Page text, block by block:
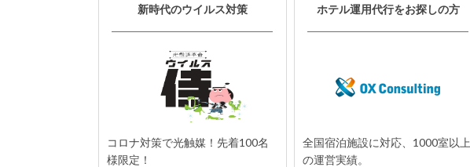
京都市「宿泊税」の2018年度導
入を検討。旅館業法上無許可の
民泊施設も対象
京都市の新税導入を検討する委員会
が、市内のホテルや旅館の宿泊者に課
税する「宿泊税」を導入すべきだとす
る答申案をまとめたこ...
新時代のウイルス対策
コロナ対策で光触媒！先着100名
様限定！
ホテル運用代行をお探しの方
全国宿泊施設に対応、1000室以上
の運営実績。